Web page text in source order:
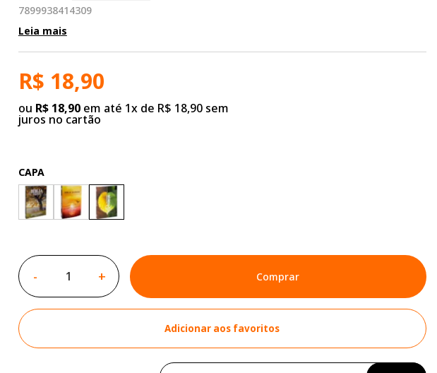
7899938414309
Leia mais
R$ 18,90
ou R$ 18,90em até 1x de R$ 18,90 sem
juros no cartão
CAPA
- + Comprar
Adicionar aos favoritos